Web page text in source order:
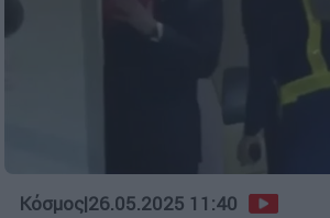
Κόσμος|26.05.2025 11:40